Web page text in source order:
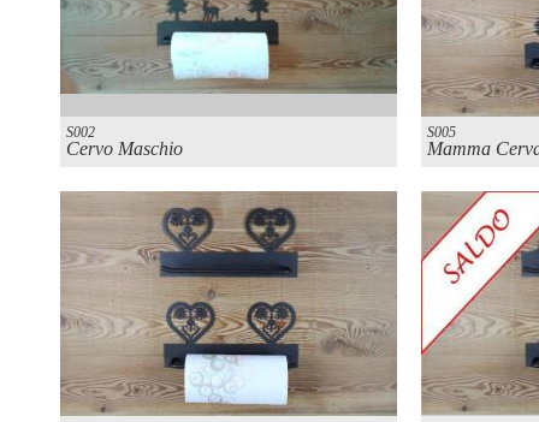
S002
Cervo Maschio
S005
Mamma